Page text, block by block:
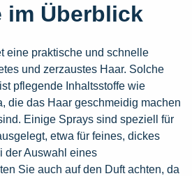
im Überblick
eine praktische und schnelle
und zerzaustes Haar. Solche
pflegende Inhaltsstoffe wie
die das Haar geschmeidig machen
Einige Sprays sind speziell für
etwa für feines, dickes
der Auswahl eines
Sie auch auf den Duft achten, da